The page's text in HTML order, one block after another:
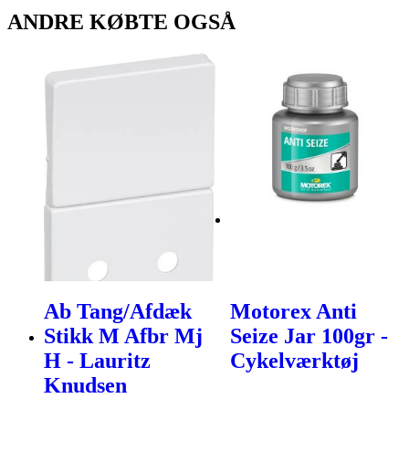
ANDRE KØBTE OGSÅ
Ab Tang/Afdæk
Stikk M Afbr Mj
H - Lauritz
Knudsen
Motorex Anti
Seize Jar 100gr -
Cykelværktøj